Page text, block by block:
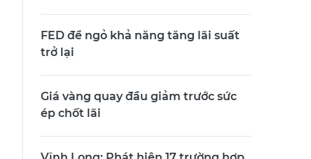
FED để ngỏ khả năng tăng lãi suất
trở lại
Giá vàng quay đầu giảm trước sức
ép chốt lãi